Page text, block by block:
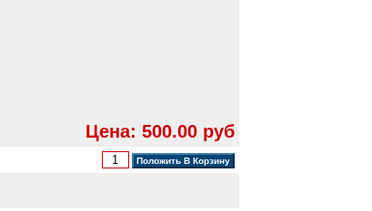
Цена: 500.00 руб